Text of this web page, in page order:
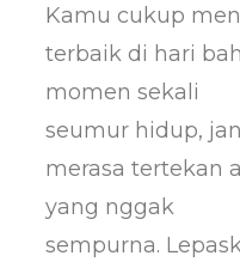
Kamu cukup
terbaik di hari
momen sekali
seumur hidup,
merasa tertekan
yang nggak
sempurna.